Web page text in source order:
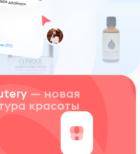
— новая
красоты